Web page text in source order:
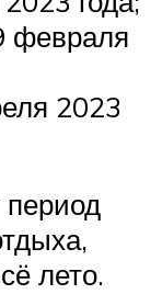
февраля
2023
период
лето.